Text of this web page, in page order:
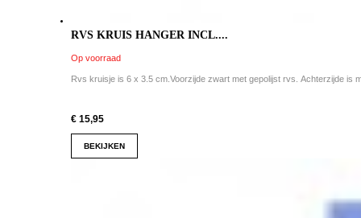
RVS KRUIS HANGER INCL....
Op voorraad
Rvs kruisje is 6 x 3.5 cm.Voorzijde zwart met gepolijst rvs. Achterzijde is
€ 15,95
BEKIJKEN